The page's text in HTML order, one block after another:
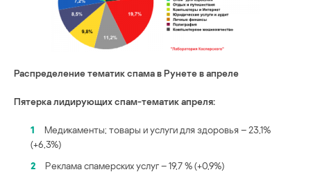
Распределение тематик спама в Рунете в апреле
Пятерка лидирующих спам-тематик апреля:
1
Медикаменты; товары и услуги для здоровья – 23,1%
(+6,3%)
2
Реклама спамерских услуг – 19,7 % (+0,9%)